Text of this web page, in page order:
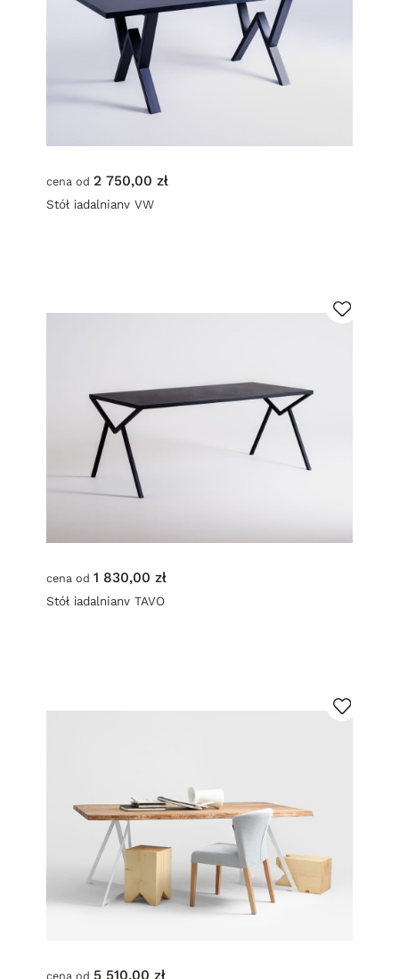
cena od 2 750,00 zł
Stół jadalniany VW
cena od 1 830,00 zł
Stół jadalniany TAVO
cena od 5 510,00 zł